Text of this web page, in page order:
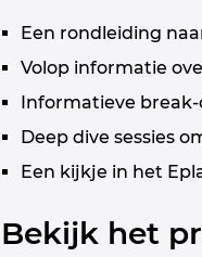
Een rondleiding
Volop informatie
Informatieve break-
Deep dive sessies
Een kijkje in het
Bekijk het